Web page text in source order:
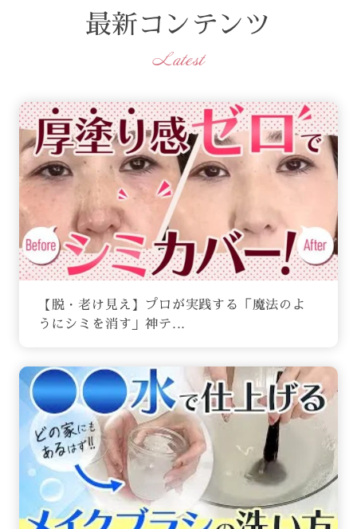
最新コンテンツ
Latest
【脱・老け見え】プロが実践する「魔法のよ
うにシミを消す」神テ...